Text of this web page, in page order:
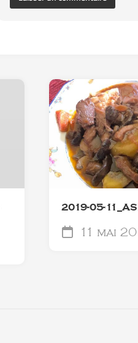
2019-05-
11 mai